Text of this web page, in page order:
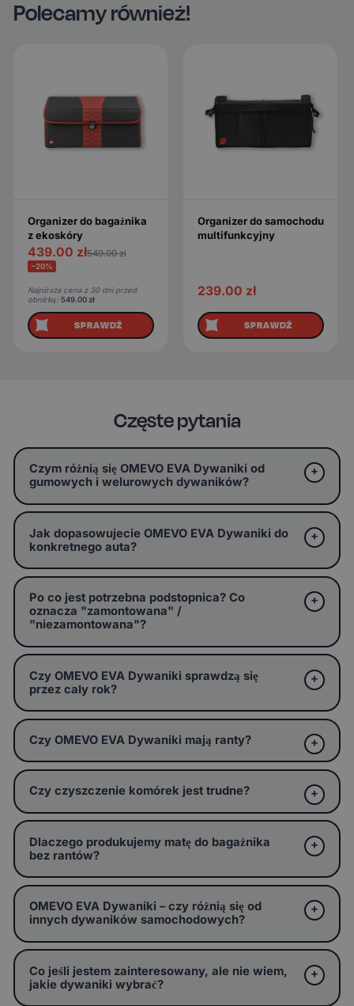
Polecamy również!
Organizer do bagażnika
z ekoskóry
439.00 zł549.00zł
−20%
Najniższa cena z 30 dni przed
obniżką: 549.00zł
SPRAWDŹ
Organizer do samochodu
multifunkcyjny
239.00 zł
SPRAWDŹ
Częste pytania
Czym różnią się OMEVO EVA Dywaniki od
gumowych i welurowych dywaników?
Jak dopasowujecie OMEVO EVA Dywaniki do
konkretnego auta?
Po co jest potrzebna podstopnica? Co
oznacza "zamontowana" /
"niezamontowana"?
Czy OMEVO EVA Dywaniki sprawdzą się
przez cały rok?
Czy OMEVO EVA Dywaniki mają ranty?
Czy czyszczenie komórek jest trudne?
Dlaczego produkujemy matę do bagażnika
bez rantów?
OMEVO EVA Dywaniki – czy różnią się od
innych dywaników samochodowych?
Co jeśli jestem zainteresowany, ale nie wiem,
jakie dywaniki wybrać?